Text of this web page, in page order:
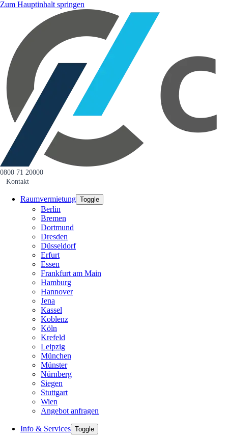
Zum Hauptinhalt springen
0800 71 20000
Kontakt
Raumvermietung Toggle
Berlin
Bremen
Dortmund
Dresden
Düsseldorf
Erfurt
Essen
Frankfurt am Main
Hamburg
Hannover
Jena
Kassel
Koblenz
Köln
Krefeld
Leipzig
München
Münster
Nürnberg
Siegen
Stuttgart
Wien
Angebot anfragen
Info & Services Toggle